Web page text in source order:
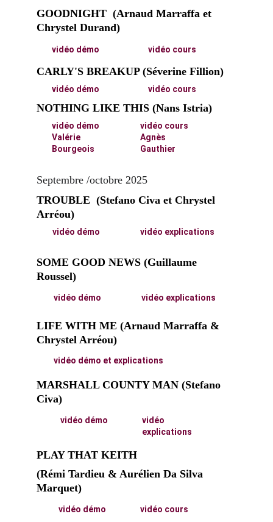
Septembre /octobre 2025
TROUBLE  (Stefano Civa et Chrystel
Arréou)
vidéo démo vidéo explications
vidéo démo vidéo explications
SOME GOOD NEWS (Guillaume
Roussel)
LIFE WITH ME (Arnaud Marraffa &
Chrystel Arréou)
vidéo démo et explications
MARSHALL COUNTY MAN (Stefano
Civa)
vidéo
explications
vidéo démo
PLAY THAT KEITH
(Rémi Tardieu & Aurélien Da Silva
Marquet)
vidéo démo vidéo cours
GOODNIGHT  (Arnaud Marraffa et
Chrystel Durand)
vidéo démo vidéo cours
CARLY'S BREAKUP (Séverine Fillion)
NOTHING LIKE THIS (Nans Istria)
vidéo démo vidéo cours
vidéo démo
Valérie
Bourgeois
vidéo cours
Agnès
Gauthier